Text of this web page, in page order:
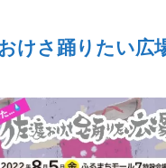
けさ踊りたい広